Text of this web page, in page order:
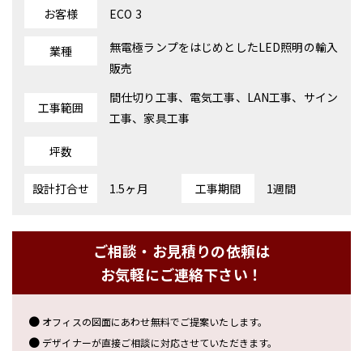
お客様 ECO 3
業種
無電極ランプをはじめとしたLED照明の輸入
販売
工事範囲
間仕切り工事、電気工事、LAN工事、サイン
工事、家具工事
坪数
設計打合せ 1.5ヶ月 工事期間 1週間
ご相談・お見積りの依頼は
お気軽にご連絡下さい！
オフィスの図面にあわせ無料でご提案いたします。
デザイナーが直接ご相談に対応させていただきます。